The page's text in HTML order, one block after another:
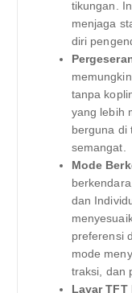
tikungan.
menjaga
diri
tanpa
yang lebih
berguna di
semangat.
Mode
dan
preferensi
mode
traksi, dan
Layar TFT